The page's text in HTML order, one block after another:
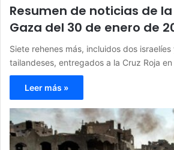
Resumen de noticias de
Gaza del 30 de enero de
Siete rehenes más, incluidos dos
tailandeses, entregados a la Cruz Roja
Leer más »